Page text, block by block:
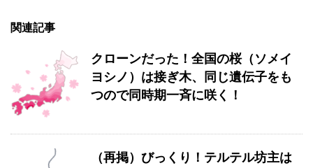
関連記事
クローンだった！全国の桜（ソメイ
ヨシノ）は接ぎ木、同じ遺伝子をも
つので同時期一斉に咲く！
（再掲）びっくり！テルテル坊主は